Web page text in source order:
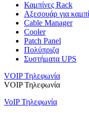
Καμπίνες Rack
Αξεσουάρ για
Cable Manager
Cooler
Patch Panel
Πολύπριζα
Συστήματα UPS
VOIP Τηλεφωνία
VOIP Τηλεφωνία
VoIP Τηλεφωνία